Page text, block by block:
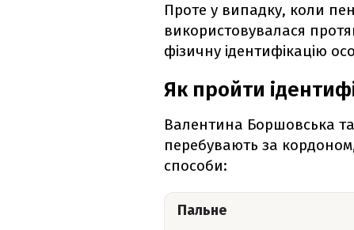
Проте у випадку, коли
використовувалася
фізичну ідентифікацію
Як пройти
Валентина Боршовська
перебувають за
способи:
Пальне